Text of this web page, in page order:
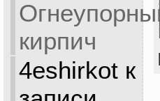
кирпич
4eshirkotк